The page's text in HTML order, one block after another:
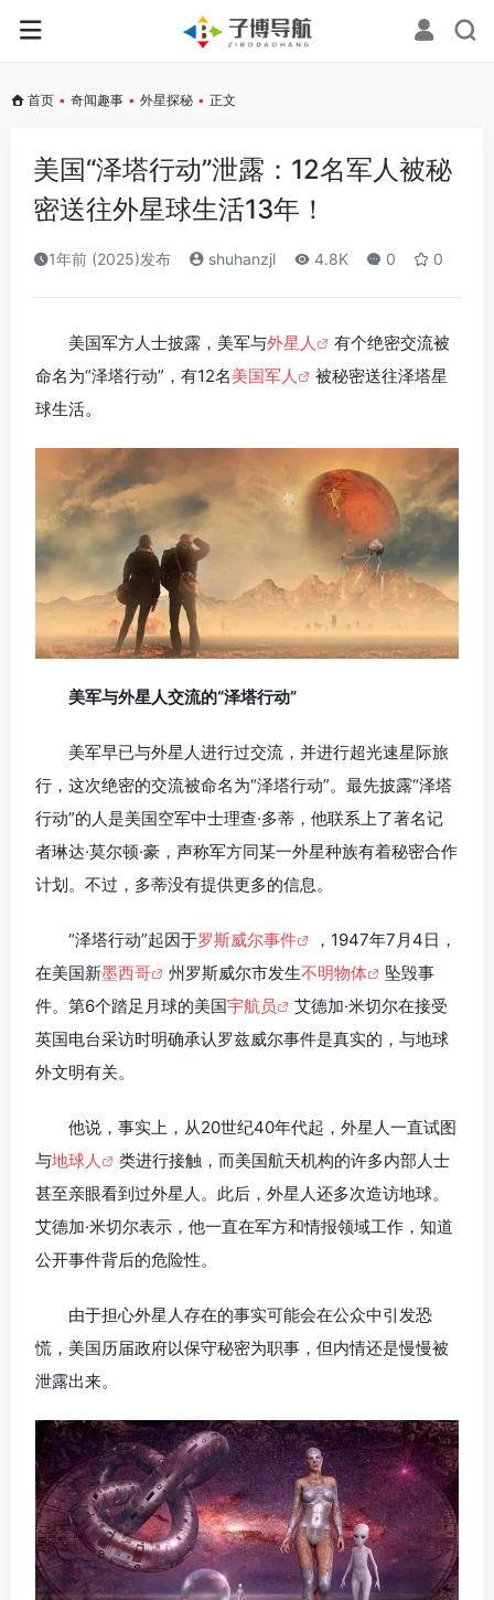
首页 • 奇闻趣事 • 外星探秘 • 正文
美国“泽塔行动”泄露：12名军人被秘
密送往外星球生活13年！
1年前 (2025)发布 shuhanzjl 4.8K 0 0
美国军方人士披露，美军与外星人
有个绝密交流被
命名为“泽塔行动”，有12名美国军人
被秘密送往泽塔星
球生活。
美军与外星人交流的“泽塔行动”
美军早已与外星人进行过交流，并进行超光速星际旅
行，这次绝密的交流被命名为“泽塔行动”。最先披露“泽塔
行动”的人是美国空军中士理查·多蒂，他联系上了著名记
者琳达·莫尔顿·豪，声称军方同某一外星种族有着秘密合作
计划。不过，多蒂没有提供更多的信息。
“泽塔行动”起因于罗斯威尔事件
，1947年7月4日，
在美国新墨西哥 州罗斯威尔市发生不明物体
坠毁事
件。第6个踏足月球的美国宇航员
艾德加·米切尔在接受
英国电台采访时明确承认罗兹威尔事件是真实的，与地球
外文明有关。
他说，事实上，从20世纪40年代起，外星人一直试图
与地球人
类进行接触，而美国航天机构的许多内部人士
甚至亲眼看到过外星人。此后，外星人还多次造访地球。
艾德加·米切尔表示，他一直在军方和情报领域工作，知道
公开事件背后的危险性。
由于担心外星人存在的事实可能会在公众中引发恐
慌，美国历届政府以保守秘密为职事，但内情还是慢慢被
泄露出来。